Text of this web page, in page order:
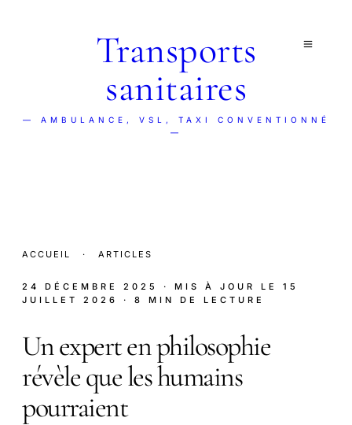
Transports
sanitaires
— AMBULANCE, VSL, TAXI CONVENTIONNÉ
—
ACCUEIL · ARTICLES
24 DÉCEMBRE 2025 · MIS À JOUR LE 15
JUILLET 2026
· 8 MIN DE LECTURE
Un expert en philosophie
révèle que les humains
pourraient